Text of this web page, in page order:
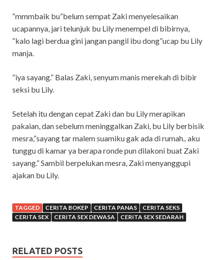
“mmmbaik bu”belum sempat Zaki menyelesaikan
ucapannya, jari telunjuk bu Lily menempel di bibirnya,
“kalo lagi berdua gini jangan pangil ibu dong”ucap bu Lily
manja.
“iya sayang.” Balas Zaki, senyum manis merekah di bibir
seksi bu Lily.
Setelah itu dengan cepat Zaki dan bu Lily merapikan
pakaian, dan sebelum meninggalkan Zaki, bu Lily berbisik
mesra,”sayang tar malem suamiku gak ada di rumah.. aku
tunggu di kamar ya berapa ronde pun dilakoni buat Zaki
sayang.” Sambil berpelukan mesra, Zaki menyanggupi
ajakan bu Lily.
TAGGED CERITA BOKEP CERITA PANAS
CERITA SEKS
CERITA SEX
CERITA SEX DEWASA CERITA SEX SEDARAH
RELATED POSTS